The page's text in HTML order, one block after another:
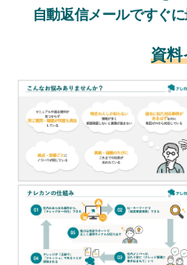
よくある質問
資料ダウンロード
無料トライアル
ログイン
自動返信メールですぐ
資料